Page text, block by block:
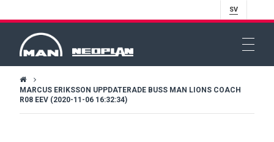
SV
MARCUS ERIKSSON UPPDATERADE BUSS MAN LIONS COACH
R08 EEV (2020-11-06 16:32:34)